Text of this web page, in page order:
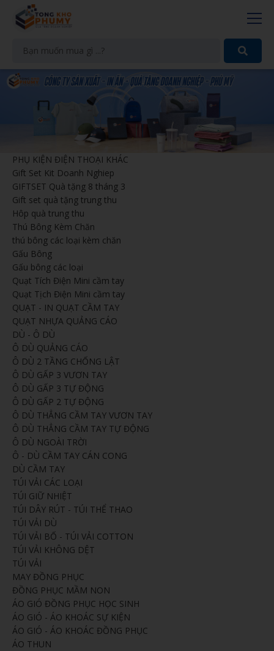
PHỤ KIỆN ĐIỆN THOẠI KHÁC
Gift Set Kit Doanh Nghiep
GIFTSET Quà tặng 8 tháng 3
Gift set quà tặng trung thu
Hôp quà trung thu
Thú Bông Kèm Chăn
thú bông các loại kèm chăn
Gấu Bông
Gấu bông các loại
Quạt Tích Điện Mini cầm tay
Quạt Tịch Điện Mini cầm tay
QUẠT - IN QUẠT CẦM TAY
QUẠT NHỰA QUẢNG CÁO
DÙ - Ô DÙ
Ô DÙ QUẢNG CÁO
Ô DÙ 2 TẦNG CHỐNG LẬT
Ô DÙ GẤP 3 VƯƠN TAY
Ô DÙ GẤP 3 TỰ ĐỘNG
Ô DÙ GẤP 2 TỰ ĐỘNG
Ô DÙ THẲNG CẦM TAY VƯƠN TAY
Ô DÙ THẲNG CẦM TAY TỰ ĐỘNG
Ô DÙ NGOÀI TRỜI
Ô - DÙ CẦM TAY CÁN CONG
DÙ CẦM TAY
TÚI VẢI CÁC LOẠI
TÚI GIỮ NHIỆT
TÚI DÂY RÚT - TÚI THỂ THAO
TÚI VẢI DÙ
TÚI VẢI BỐ - TÚI VẢI COTTON
TÚI VẢI KHÔNG DỆT
TÚI VẢI
MAY ĐỒNG PHỤC
ĐỒNG PHỤC MẦM NON
ÁO GIÓ ĐỒNG PHỤC HỌC SINH
ÁO GIÓ - ÁO KHOÁC SỰ KIỆN
ÁO GIÓ - ÁO KHOÁC ĐỒNG PHỤC
ÁO THUN